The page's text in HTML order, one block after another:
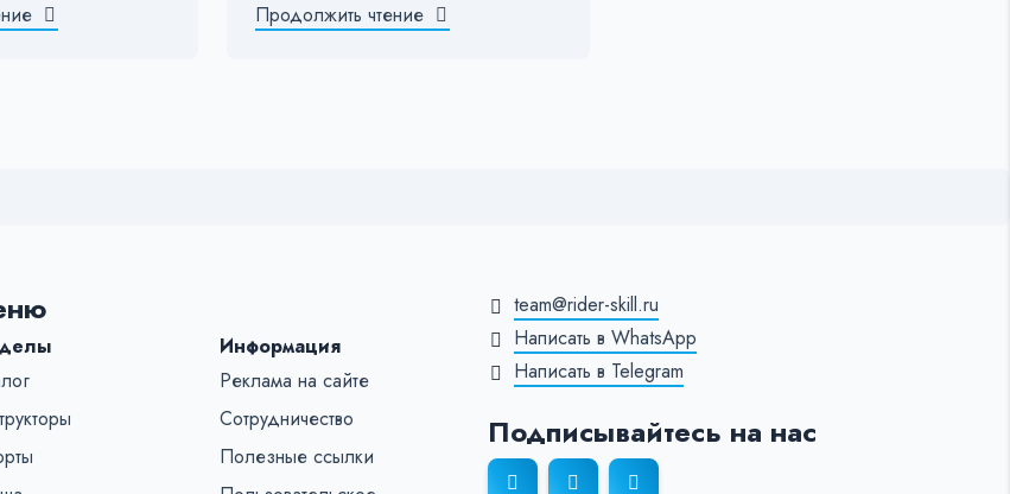
Продолжить чтение
Информация
Реклама на сайте
Сотрудничество
Полезные ссылки
team@rider-skill.ru
Написать в WhatsApp
Написать в Telegram
Подписывайтесь на нас